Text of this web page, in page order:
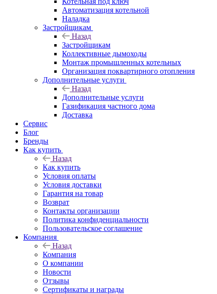
Автоматизация котельной
Наладка
Застройщикам
Назад
Застройщикам
Коллективные дымоходы
Монтаж промышленных котельных
Организация поквартирного отопления
Дополнительные услуги
Назад
Дополнительные услуги
Газификация частного дома
Доставка
Сервис
Блог
Бренды
Как купить
Назад
Как купить
Условия оплаты
Условия доставки
Гарантия на товар
Возврат
Контакты организации
Политика конфиденциальности
Пользовательское соглашение
Компания
Назад
Компания
О компании
Новости
Отзывы
Сертификаты и награды